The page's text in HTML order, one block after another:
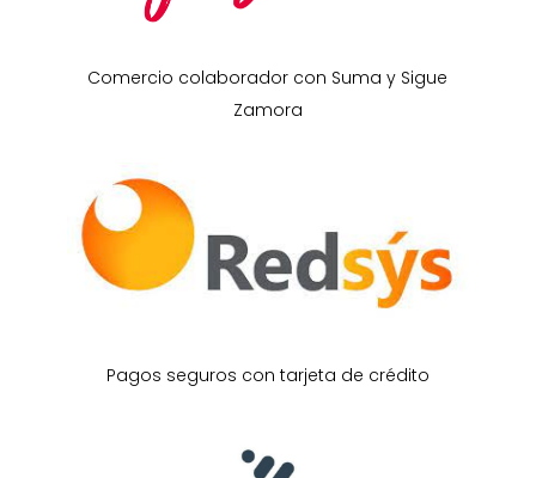
Comercio colaborador con Suma y Sigue
Zamora
Pagos seguros con tarjeta de crédito